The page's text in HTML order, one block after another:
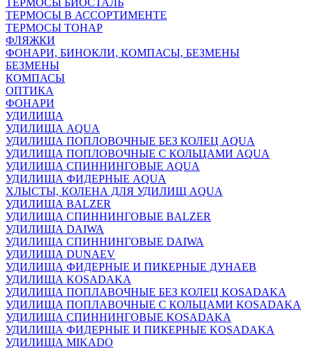
ТЕРМОСЫ БИОСТАЛЬ
ТЕРМОСЫ В АССОРТИМЕНТЕ
ТЕРМОСЫ ТОНАР
ФЛЯЖКИ
ФОНАРИ, БИНОКЛИ, КОМПАСЫ, БЕЗМЕНЫ
БЕЗМЕНЫ
КОМПАСЫ
ОПТИКА
ФОНАРИ
УДИЛИЩА
УДИЛИЩА AQUA
УДИЛИЩА ПОПЛОВОЧНЫЕ БЕЗ КОЛЕЦ AQUA
УДИЛИЩА ПОПЛОВОЧНЫЕ С КОЛЬЦАМИ AQUA
УДИЛИЩА СПИННИНГОВЫЕ AQUA
УДИЛИЩА ФИДЕРНЫЕ AQUA
ХЛЫСТЫ, КОЛЕНА ДЛЯ УДИЛИЩ AQUA
УДИЛИЩА BALZER
УДИЛИЩА СПИННИНГОВЫЕ BALZER
УДИЛИЩА DAIWA
УДИЛИЩА СПИННИНГОВЫЕ DAIWA
УДИЛИЩА DUNAEV
УДИЛИЩА ФИДЕРНЫЕ И ПИКЕРНЫЕ ДУНАЕВ
УДИЛИЩА KOSADAKA
УДИЛИЩА ПОПЛАВОЧНЫЕ БЕЗ КОЛЕЦ KOSADAKA
УДИЛИЩА ПОПЛАВОЧНЫЕ С КОЛЬЦАМИ KOSADAKA
УДИЛИЩА СПИННИНГОВЫЕ KOSADAKA
УДИЛИЩА ФИДЕРНЫЕ И ПИКЕРНЫЕ KOSADAKA
УДИЛИЩА MIKADO